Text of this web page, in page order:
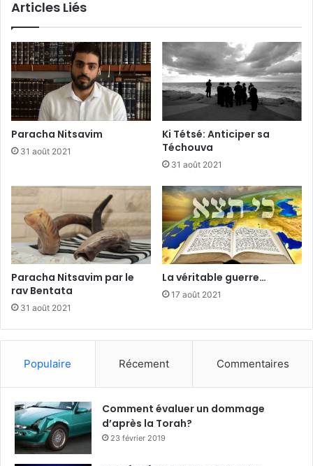
Articles Liés
Paracha Nitsavim
31 août 2021
Ki Tétsé: Anticiper sa
Téchouva
31 août 2021
Paracha Nitsavim par le
rav Bentata
31 août 2021
La véritable guerre…
17 août 2021
Populaire Récement Commentaires
Comment évaluer un dommage
d’après la Torah?
23 février 2019